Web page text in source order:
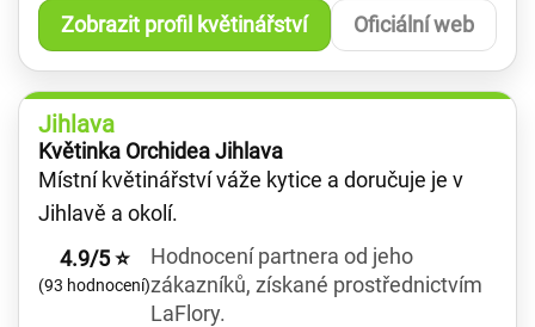
Zobrazit profil květinářství Oficiální web
Jihlava
Květinka Orchidea Jihlava
Místní květinářství váže kytice a doručuje je v
Jihlavě a okolí.
4.9/5 ⭐
(93 hodnocení)
Hodnocení partnera od jeho
zákazníků, získané prostřednictvím
LaFlory.